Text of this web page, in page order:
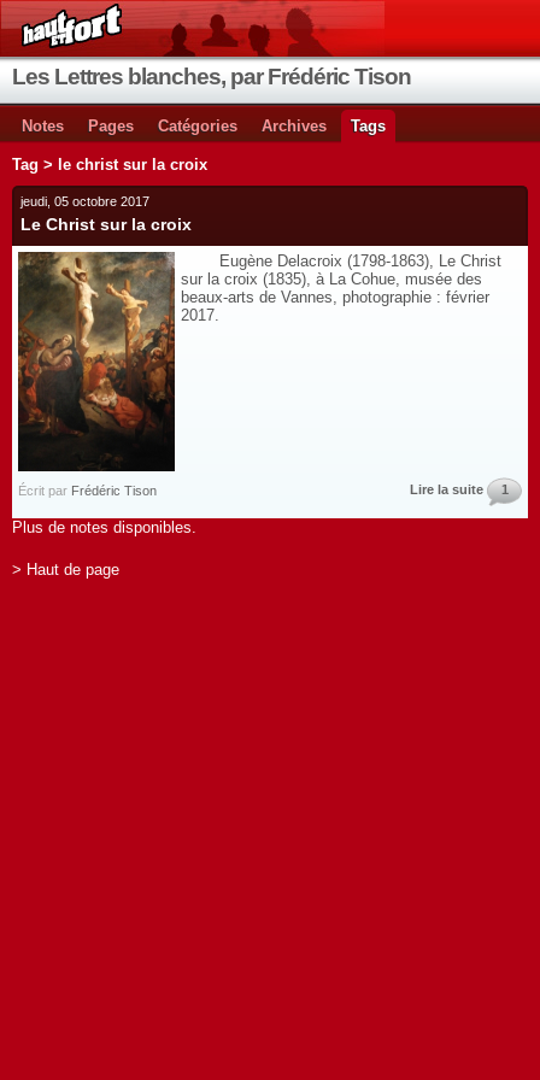
Les Lettres blanches, par Frédéric Tison
Notes Pages Catégories Archives Tags
Tag > le christ sur la croix
jeudi, 05 octobre 2017
Le Christ sur la croix
Eugène Delacroix (1798-1863), Le Christ
sur la croix (1835), à La Cohue, musée des
beaux-arts de Vannes, photographie : février
2017.
Écrit par Frédéric Tison Lire la suite 1
Plus de notes disponibles.
> Haut de page